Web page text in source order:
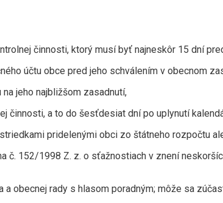
činnosti, ktorý musí byť najneskôr 15 dní
účtu obce pred jeho schválením v obecnom
jeho najbližšom zasadnutí,
činnosti, a to do šesťdesiat dní po uplynutí
pridelenými obci zo štátneho rozpočtu
č. 152/1998 Z. z. o sťažnostiach v znení
obecnej rady s hlasom poradným; môže sa